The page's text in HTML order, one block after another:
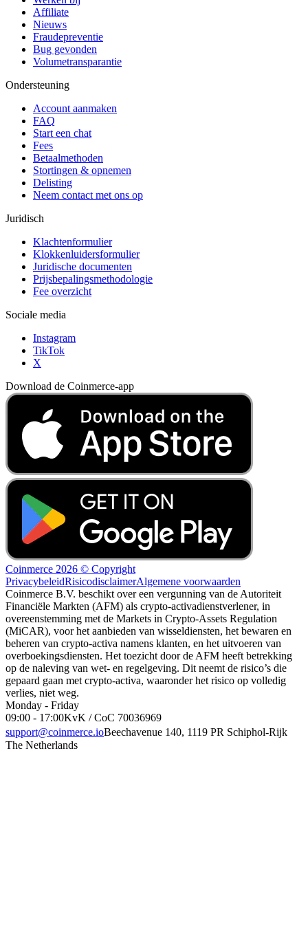
Affiliate
Nieuws
Fraudepreventie
Bug gevonden
Volumetransparantie
Ondersteuning
Account aanmaken
FAQ
Start een chat
Fees
Betaalmethoden
Stortingen & opnemen
Delisting
Neem contact met ons op
Juridisch
Klachtenformulier
Klokkenluidersformulier
Juridische documenten
Prijsbepalingsmethodologie
Fee overzicht
Sociale media
Instagram
TikTok
X
Download de Coinmerce-app
Coinmerce 2026 © Copyright
PrivacybeleidRisicodisclaimerAlgemene voorwaarden
Coinmerce B.V. beschikt over een vergunning van de Autoriteit
Financiële Markten (AFM) als crypto-activadienstverlener, in
overeenstemming met de Markets in Crypto-Assets Regulation
(MiCAR), voor het aanbieden van wisseldiensten, het bewaren en
beheren van crypto-activa namens klanten, en het uitvoeren van
overboekingsdiensten. Het toezicht door de AFM heeft betrekking
op de naleving van wet- en regelgeving. Dit neemt de risico’s die
gepaard gaan met crypto-activa, waaronder het risico op volledig
verlies, niet weg.
Monday - Friday
09:00 - 17:00KvK / CoC 70036969
support@coinmerce.ioBeechavenue 140, 1119 PR Schiphol-Rijk
The Netherlands